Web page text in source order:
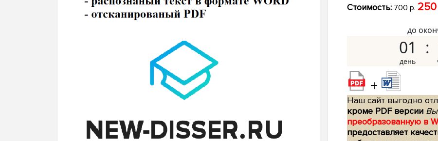
Стоимость: 700 р.
до
01
+
Наш сайт выгодно
кроме PDF версии Вы
преобразованную в
предоставляет